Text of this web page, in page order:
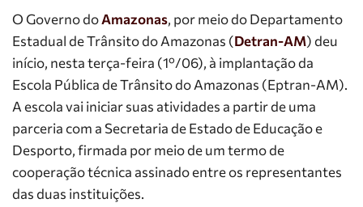
O Governo doAmazonas, por meio do Departamento
Estadual de Trânsito do Amazonas (Detran-AM) deu
início, nesta terça-feira (1º/06), à implantação da
Escola Pública de Trânsito do Amazonas (Eptran-AM).
A escola vai iniciar suas atividades a partir de uma
parceria com a Secretaria de Estado de Educação e
Desporto, firmada por meio de um termo de
cooperação técnica assinado entre os representantes
das duas instituições.